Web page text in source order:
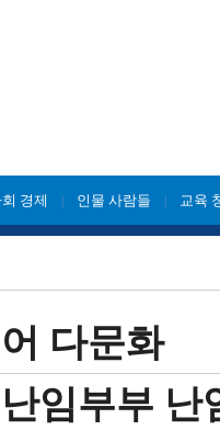
경제 인물 사람들 교육
다문화
임부부 난